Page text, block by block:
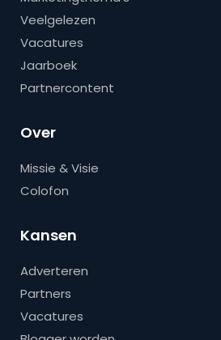
Veelgelezen
Vacatures
Jaarboek
Partnercontent
Over
Missie & Visie
Colofon
Kansen
Adverteren
Partners
Vacatures